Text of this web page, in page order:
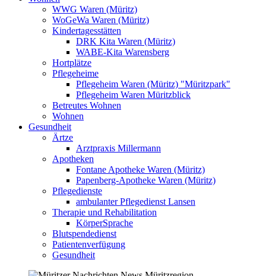
WWG Waren (Müritz)
WoGeWa Waren (Müritz)
Kindertagesstätten
DRK Kita Waren (Müritz)
WABE-Kita Warensberg
Hortplätze
Pflegeheime
Pflegeheim Waren (Müritz) "Müritzpark"
Pflegeheim Waren Müritzblick
Betreutes Wohnen
Wohnen
Gesundheit
Ärtze
Arztpraxis Millermann
Apotheken
Fontane Apotheke Waren (Müritz)
Papenberg-Apotheke Waren (Müritz)
Pflegedienste
ambulanter Pflegedienst Lansen
Therapie und Rehabilitation
KörperSprache
Blutspendedienst
Patientenverfügung
Gesundheit